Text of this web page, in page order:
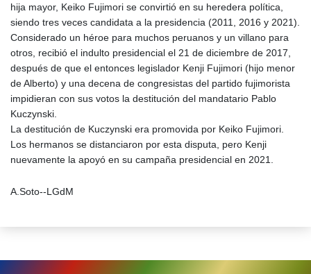
hija mayor, Keiko Fujimori se convirtió en su heredera política,
siendo tres veces candidata a la presidencia (2011, 2016 y 2021).
Considerado un héroe para muchos peruanos y un villano para
otros, recibió el indulto presidencial el 21 de diciembre de 2017,
después de que el entonces legislador Kenji Fujimori (hijo menor
de Alberto) y una decena de congresistas del partido fujimorista
impidieran con sus votos la destitución del mandatario Pablo
Kuczynski.
La destitución de Kuczynski era promovida por Keiko Fujimori.
Los hermanos se distanciaron por esta disputa, pero Kenji
nuevamente la apoyó en su campaña presidencial en 2021.
A.Soto--LGdM